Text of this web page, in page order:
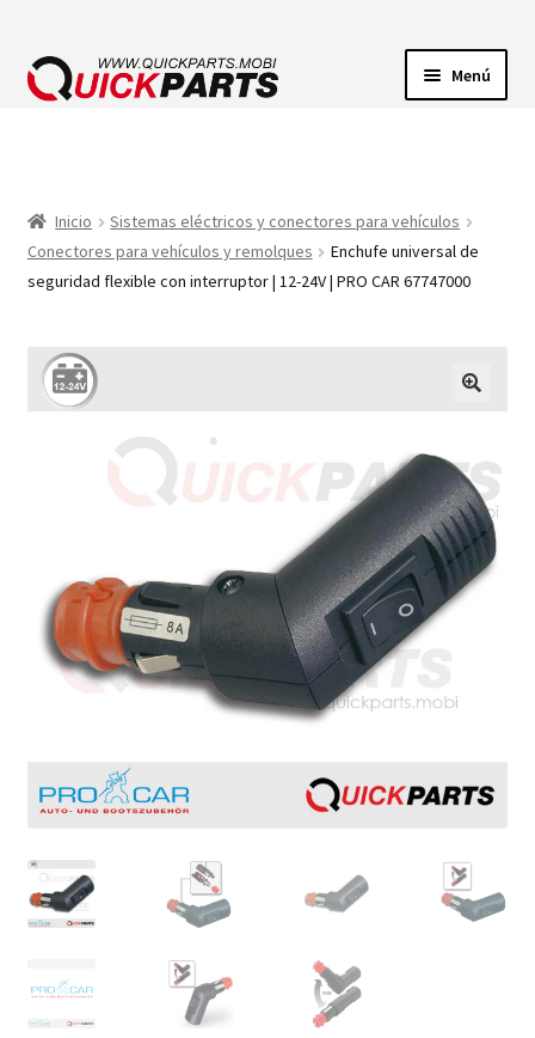
Menú
BOMBAS
Inicio
Sistemas eléctricos y conectores para vehículos
Conectores para vehículos y remolques
Enchufe universal de
seguridad flexible con interruptor | 12-24V | PRO CAR 67747000